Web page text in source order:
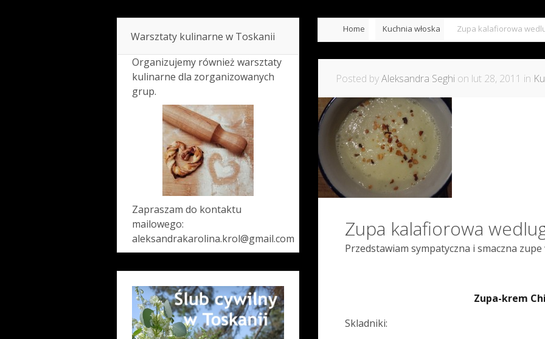
Home Kuchnia włoska Zupa kalafiorowa
Posted byAleksandra Seghi on lut 28, 2011 in
Zupa kalafiorowa
Przedstawiam sympatyczna i smaczna
Zupa-krem
Skladniki:
Warsztaty kulinarne w Toskanii
Organizujemy również warsztaty
kulinarne dla zorganizowanych
grup.
Zapraszam do kontaktu
mailowego:
aleksandrakarolina.krol@gmail.com